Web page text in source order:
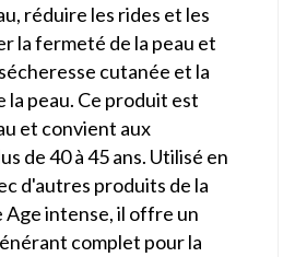
réduire les rides et les
la fermeté de la peau et
cutanée et la
la peau. Ce produit est
et convient aux
de 40 à 45 ans. Utilisé en
d'autres produits de la
Age intense, il offre un
complet pour la